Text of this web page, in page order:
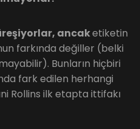
ancaketiketin
farkında değiller (belki
Bunların hiçbiri
fark edilen herhangi
Rollins ilk etapta ittifakı